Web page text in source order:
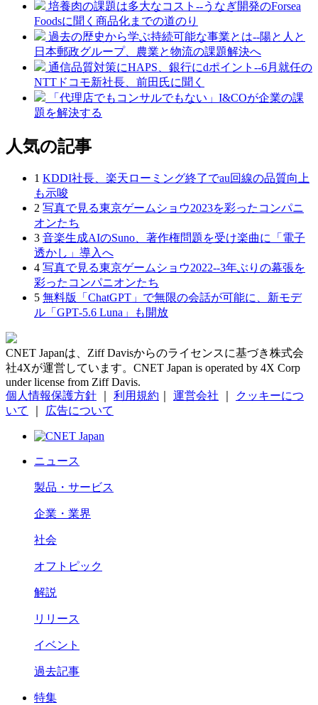
培養肉の課題は多大なコスト--うなぎ開発のForsea
Foodsに聞く商品化までの道のり
過去の歴史から学ぶ持続可能な事業とは--陽と人と
日本郵政グループ、農業と物流の課題解決へ
通信品質対策にHAPS、銀行にdポイント--6月就任の
NTTドコモ新社長、前田氏に聞く
「代理店でもコンサルでもない」I&COが企業の課
題を解決する
人気の記事
1 KDDI社長、楽天ローミング終了でau回線の品質向上
も示唆
2 写真で見る東京ゲームショウ2023を彩ったコンパニ
オンたち
3 音楽生成AIのSuno、著作権問題を受け楽曲に「電子
透かし」導入へ
4 写真で見る東京ゲームショウ2022--3年ぶりの幕張を
彩ったコンパニオンたち
5 無料版「ChatGPT」で無限の会話が可能に、新モデ
ル「GPT‑5.6 Luna」も開放
CNET Japanは、Ziff Davisからのライセンスに基づき株式会
社4Xが運営しています。CNET Japan is operated by 4X Corp
under license from Ziff Davis.
個人情報保護方針
利用規約 運営会社
クッキーにつ
いて
広告について
ニュース
製品・サービス
企業・業界
社会
オフトピック
解説
リリース
イベント
過去記事
特集